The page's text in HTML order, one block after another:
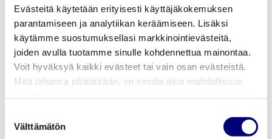
Evästeitä käytetään erityisesti käyttäjäkokemuksen
parantamiseen ja analytiikan keräämiseen. Lisäksi
käytämme suostumuksellasi markkinointievästeitä,
joiden avulla tuotamme sinulle kohdennettua mainontaa.
Voit hyväksyä kaikki evästeet tai vain osan evästeistä.
Mitä tahansa päätätkään, on sinulla aina mahdollisuus
valinta
Välttämätön